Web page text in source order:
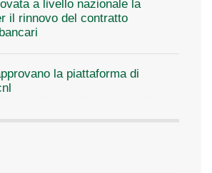
a livello nazionale la
il rinnovo del contratto
la piattaforma di